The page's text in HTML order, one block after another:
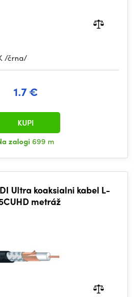
/črna/
1.7 €
zalogi 699 m
KUPI
Ultra koaksialni kabel L-
metráž